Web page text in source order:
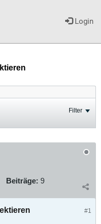
Login
Filter
Beiträge: 9
#1